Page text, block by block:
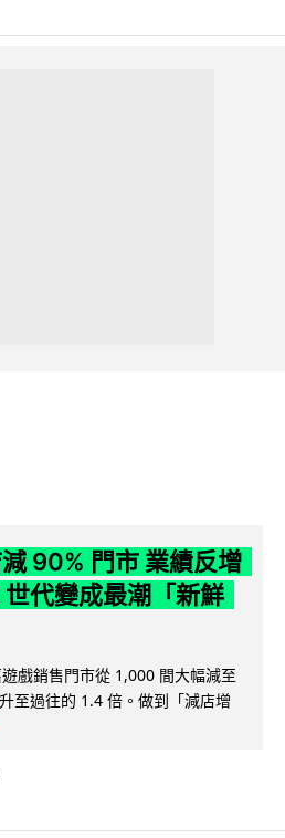
90% 門市 業績反增
代變成最潮「新鮮
戲銷售門市從 1,000 間大幅減至
至過往的 1.4 倍。做到「減店增